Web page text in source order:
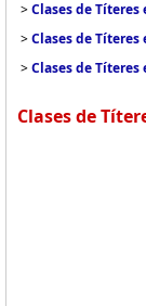
>Clases de
>Clases de Títeres
>Clases de Títeres
Clases de